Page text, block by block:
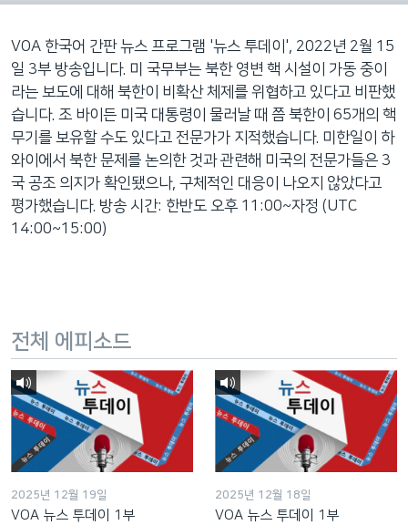
으
로
이
동
검
색
으
로
이
VOA 한국어 간판 뉴스 프로그램 '뉴스 투데이', 2022년 2월 15
일 3부 방송입니다. 미 국무부는 북한 영변 핵 시설이 가동 중이
라는 보도에 대해 북한이 비확산 체제를 위협하고 있다고 비판했
습니다. 조 바이든 미국 대통령이 물러날 때 쯤 북한이 65개의 핵
무기를 보유할 수도 있다고 전문가가 지적했습니다. 미한일이 하
와이에서 북한 문제를 논의한 것과 관련해 미국의 전문가들은 3
국 공조 의지가 확인됐으나, 구체적인 대응이 나오지 않았다고
평가했습니다. 방송 시간: 한반도 오후 11:00~자정 (UTC
14:00~15:00)
전체 에피소드
2025년 12월 19일
VOA 뉴스 투데이 1부
2025년 12월 18일
VOA 뉴스 투데이 1부